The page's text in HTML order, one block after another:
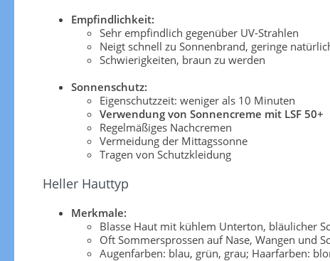
Empfindlichkeit:
Sehr empfindlich gegenüber UV-Strahlen
Neigt schnell zu Sonnenbrand, geringe
Schwierigkeiten, braun zu werden
Sonnenschutz:
Eigenschutzzeit: weniger als 10 Minuten
Verwendung von Sonnencreme mit LSF 50+
Regelmäßiges Nachcremen
Vermeidung der Mittagssonne
Tragen von Schutzkleidung
Heller Hauttyp
Merkmale:
Blasse Haut mit kühlem Unterton, bläulicher
Oft Sommersprossen auf Nase, Wangen und
Augenfarben: blau, grün, grau; Haarfarben: